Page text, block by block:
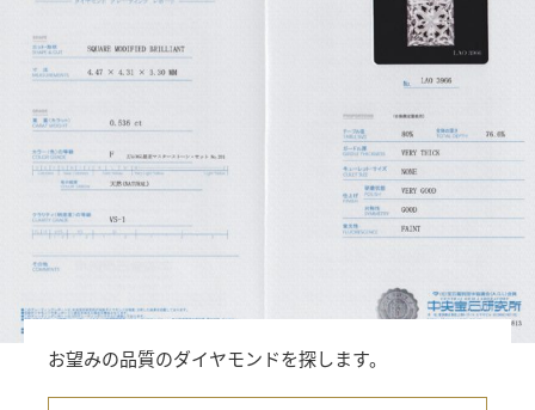
お望みの品質のダイヤモンドを探します。